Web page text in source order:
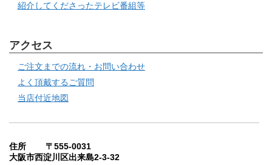
紹介してくださったテレビ番組等
アクセス
ご注文までの流れ・お問い合わせ
よく頂戴するご質問
当店付近地図
住所 〒555-0031
大阪市西淀川区出来島2-3-32